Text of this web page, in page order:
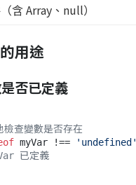
含 Array、null）
用途
否已定義
查變數是否存在
myVar !== 'undefined'
已定義